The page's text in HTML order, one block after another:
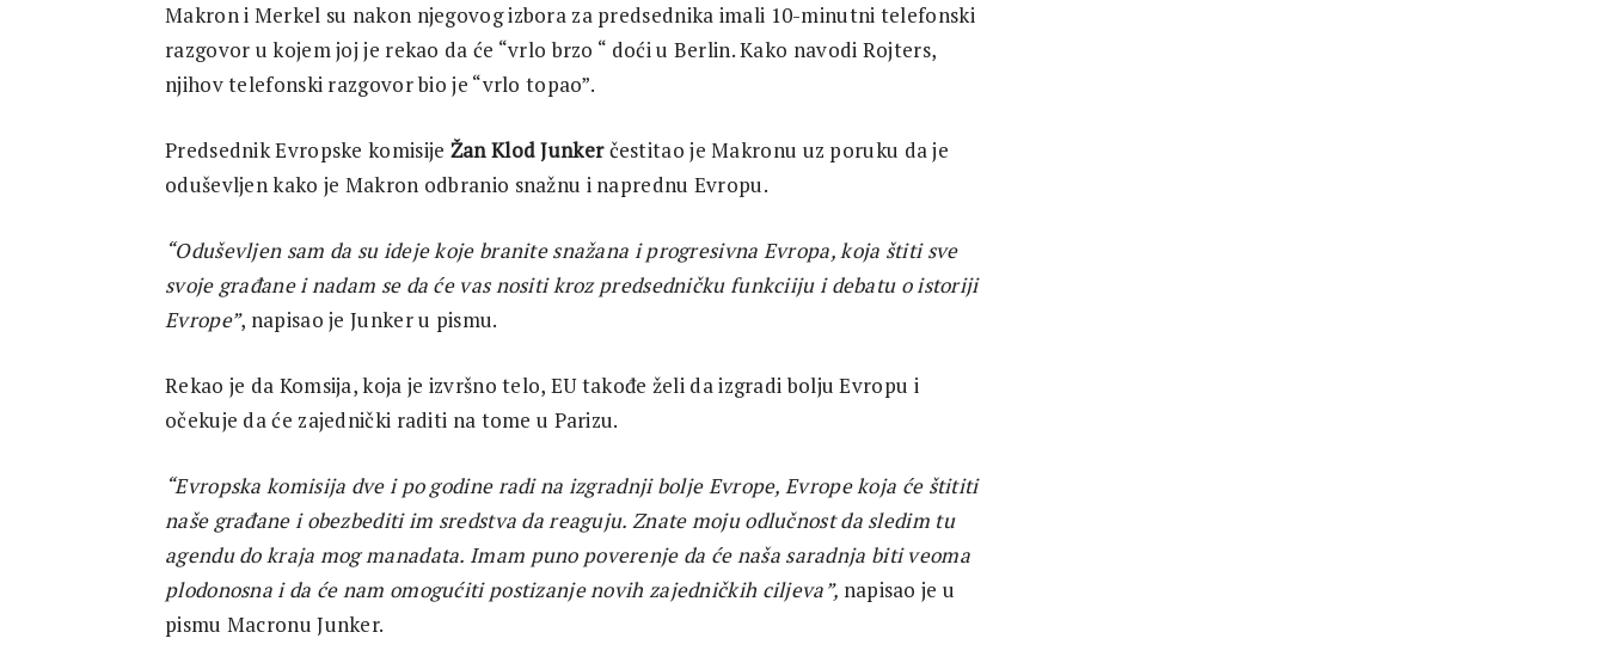
Makron i Merkel su nakon njegovog izbora za predsednika imali 10-minutni telefonski
razgovor u kojem joj je rekao da će “vrlo brzo “ doći u Berlin. Kako navodi Rojters,
njihov telefonski razgovor bio je “vrlo topao”.
Predsednik Evropske komisije Žan Klod Junkerčestitao je Makronu uz poruku da je
oduševljen kako je Makron odbranio snažnu i naprednu Evropu.
“Oduševljen sam da su ideje koje branite snažana i progresivna Evropa, koja štiti sve
svoje građane i nadam se da će vas nositi kroz predsedničku funkciiju i debatu o istoriji
Evrope”, napisao je Junker u pismu.
Rekao je da Komsija, koja je izvršno telo, EU takođe želi da izgradi bolju Evropu i
očekuje da će zajednički raditi na tome u Parizu.
“Evropska komisija dve i po godine radi na izgradnji bolje Evrope, Evrope koja će štititi
naše građane i obezbediti im sredstva da reaguju. Znate moju odlučnost da sledim tu
agendu do kraja mog manadata. Imam puno poverenje da će naša saradnja biti veoma
plodonosna i da će nam omogućiti postizanje novih zajedničkih ciljeva”, napisao je u
pismu Macronu Junker.